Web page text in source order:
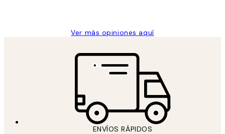
Ver más opiniones aquí
ENVÍOS RÁPIDOS